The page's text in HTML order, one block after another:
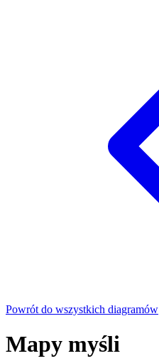
Powrót do wszystkich diagramów
Mapy myśli